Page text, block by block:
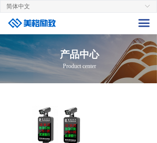
ꀅ
简体中文
끀
首页
关于美格
生产中心
产品中心
产品中心
Product center